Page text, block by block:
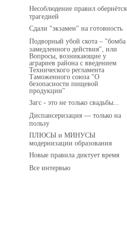
Несоблюдение правил обернётся
трагедией
Сдали "экзамен" на готовность
Подворный убой скота – "бомба
замедленного действия", или
Вопросы, возникающие у
аграриев района с введением
Технического регламента
Таможенного союза "О
безопасности пищевой
продукции"
Загс - это не только свадьбы...
Диспансеризация — только на
пользу
ПЛЮСЫ и МИНУСЫ
модернизации образования
Новые правила диктует время
Все интервью